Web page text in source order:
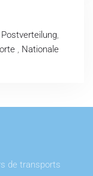
,
, Nationale
de transports